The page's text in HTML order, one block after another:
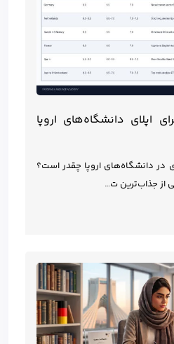
اپلای دانشگاه‌های اروپا
در دانشگاه‌های اروپا چقدر است؟
از جذاب‌ترین ت…